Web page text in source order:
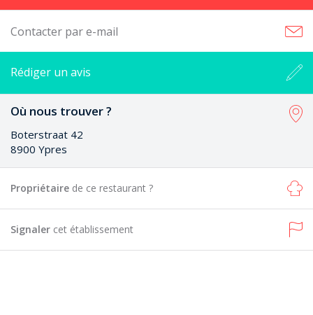
Contacter par e-mail
Rédiger un avis
Où nous trouver ?
Boterstraat 42
8900 Ypres
Propriétaire de ce restaurant ?
Signaler cet établissement